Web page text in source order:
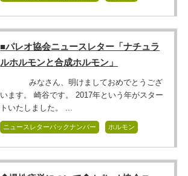
■パレオ協会ニュースレター「ナチュラ
ルホルモンと合成ホルモン」
みなさん、明けましておめでとうござ
います。 崎谷です。 2017年という年がスター
トいたしました。 ...
ニュースレターバックナンバー ホルモン